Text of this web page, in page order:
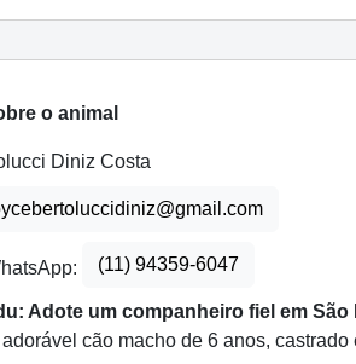
o animal
Diniz Costa
(11) 94359-6047
Adote um companheiro fiel em São
cão macho de 6 anos,